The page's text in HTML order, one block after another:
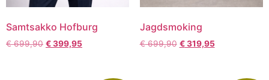
Samtsakko Hofburg
€699,90 €399,95
Jagdsmoking
€699,90 €319,95